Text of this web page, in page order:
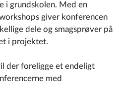
i grundskolen. Med en
giver konferencen
dele og smagsprøver på
i projektet.
der foreligge et endeligt
med